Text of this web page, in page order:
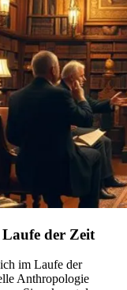
der Zeit
im Laufe der
Anthropologie